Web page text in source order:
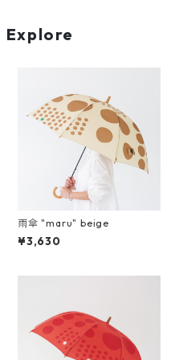
Explore
雨傘 "maru" beige
¥3,630